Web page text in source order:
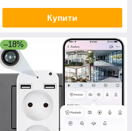
Купити
–18%